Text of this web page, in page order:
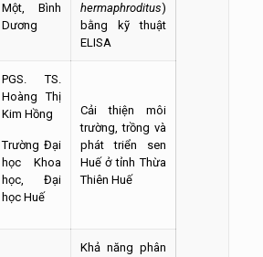
Một, Bình
Dương
hermaphroditus)
bằng kỹ thuật
ELISA
PGS. TS.
Hoàng Thị
Kim Hồng
Trường Đại
học Khoa
học, Đại
học Huế
Cải thiện môi
trường, trồng và
phát triển sen
Huế ở tỉnh Thừa
Thiên Huế
Khả năng phân